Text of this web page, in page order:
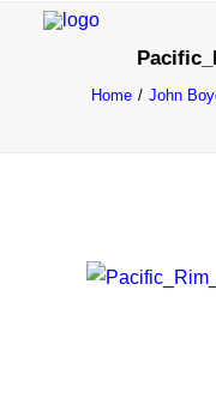
ACTIVITEITEN
Home John